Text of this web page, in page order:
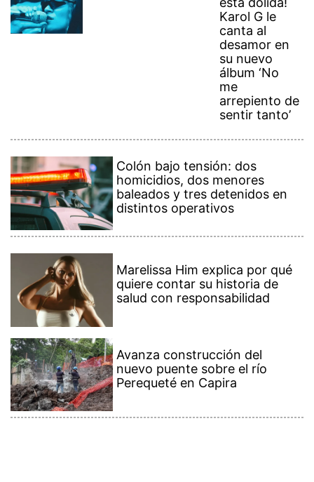
Karol G le
canta al
desamor en
su nuevo
álbum ‘No
me
arrepiento de
sentir tanto’
Colón bajo tensión: dos
homicidios, dos menores
baleados y tres detenidos en
distintos operativos
Marelissa Him explica por qué
quiere contar su historia de
salud con responsabilidad
Avanza construcción del
nuevo puente sobre el río
Perequeté en Capira